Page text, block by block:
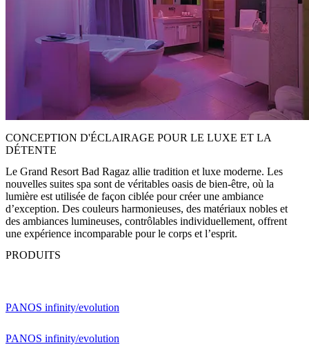
CONCEPTION D'ÉCLAIRAGE POUR LE LUXE ET LA
DÉTENTE
Le Grand Resort Bad Ragaz allie tradition et luxe moderne. Les
nouvelles suites spa sont de véritables oasis de bien-être, où la
lumière est utilisée de façon ciblée pour créer une ambiance
d’exception. Des couleurs harmonieuses, des matériaux nobles et
des ambiances lumineuses, contrôlables individuellement, offrent
une expérience incomparable pour le corps et l’esprit.
PRODUITS
PANOS infinity/evolution
PANOS infinity/evolution